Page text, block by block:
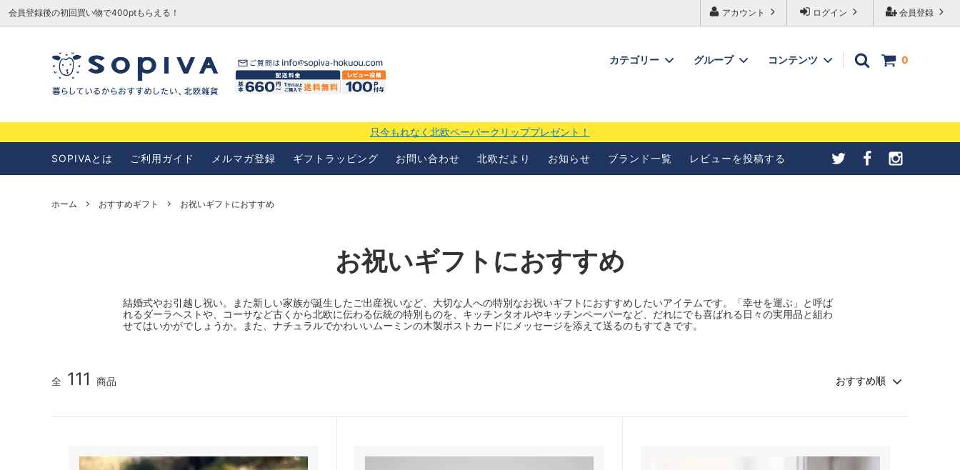
会員登録
ログイン
アカウント
会員登録後の初回買い物で400ptもらえる！
0
カテゴリー グループ コンテンツ
只今もれなく北欧ペーパークリッププレゼント！
SOPIVAとは ご利用ガイド メルマガ登録 ギフトラッピング お問い合わせ 北欧だより お知らせ ブランド一覧 レビューを投稿する
ホーム おすすめギフト お祝いギフトにおすすめ
お祝いギフトにおすすめ
結婚式やお引越し祝い。また新しい家族が誕生したご出産祝いなど、大切な人への特別なお祝いギフトにおすすめしたいアイテムです。「幸せを運ぶ」と呼ば
れるダーラヘストや、コーサなど古くから北欧に伝わる伝統の特別ものを、キッチンタオルやキッチンペーパーなど、だれにでも喜ばれる日々の実用品と組わ
せてはいかがでしょうか。また、ナチュラルでかわいいムーミンの木製ポストカードにメッセージを添えて送るのもすてきです。
全 111 商品